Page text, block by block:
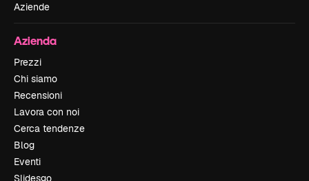
Aziende
Azienda
Prezzi
Chi siamo
Recensioni
Lavora con noi
Cerca tendenze
Blog
Eventi
Slidesgo